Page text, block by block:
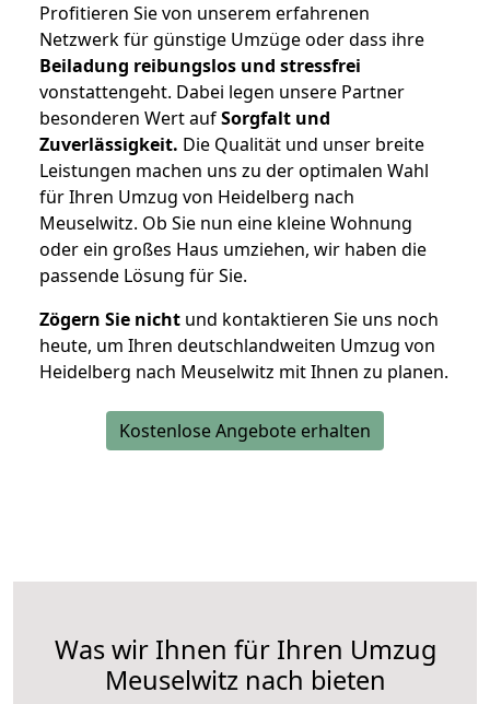
Profitieren Sie von unserem erfahrenen
Netzwerk für günstige Umzüge oder dass ihre
Beiladung reibungslos und stressfrei
vonstattengeht. Dabei legen unsere Partner
besonderen Wert aufSorgfalt und
Zuverlässigkeit. Die Qualität und unser breite
Leistungen machen uns zu der optimalen Wahl
für Ihren Umzug von Heidelberg nach
Meuselwitz. Ob Sie nun eine kleine Wohnung
oder ein großes Haus umziehen, wir haben die
passende Lösung für Sie.
Zögern Sie nicht und kontaktieren Sie uns noch
heute, um Ihren deutschlandweiten Umzug von
Heidelberg nach Meuselwitz mit Ihnen zu planen.
Kostenlose Angebote erhalten
Was wir Ihnen für Ihren Umzug
Meuselwitz nach bieten